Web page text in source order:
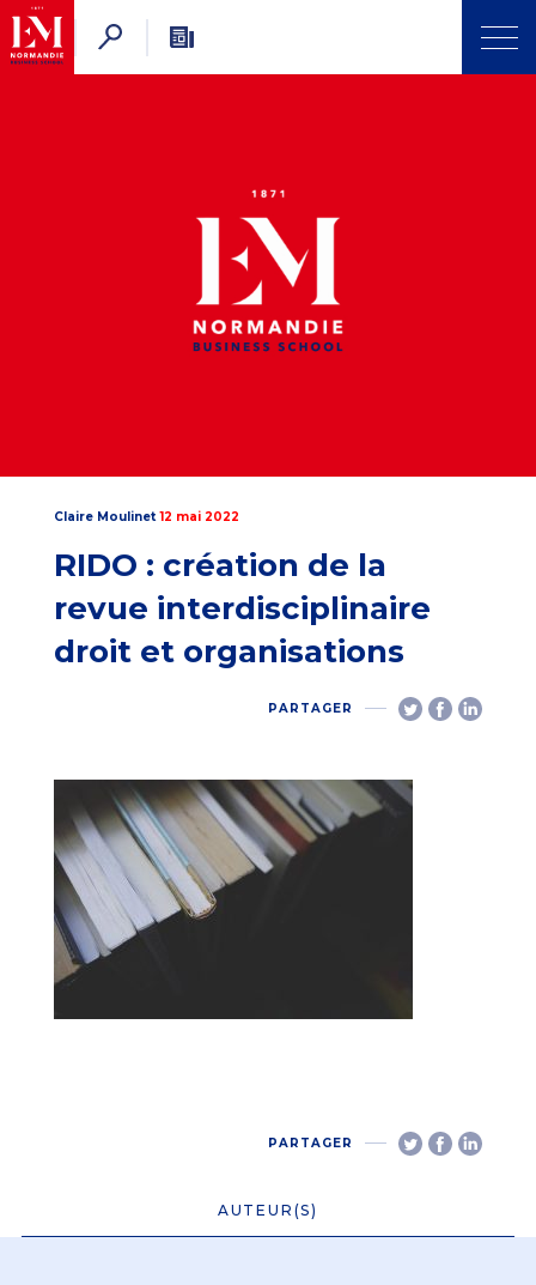
Claire Moulinet 12 mai 2022
RIDO : création de la
revue interdisciplinaire
droit et organisations
PARTAGER
PARTAGER
AUTEUR(S)